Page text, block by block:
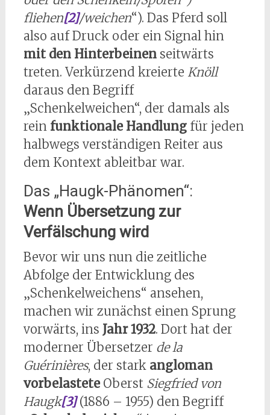
fliehen[2]/weichen“). Das Pferd soll
also auf Druck oder ein Signal hin
mit den Hinterbeinenseitwärts
treten. Verkürzend kreierte Knöll
daraus den Begriff
„Schenkelweichen“, der damals als
rein funktionale Handlungfür jeden
halbwegs verständigen Reiter aus
dem Kontext ableitbar war.
Das „Haugk-Phänomen“:
Wenn Übersetzung zur
Verfälschung wird
Bevor wir uns nun die zeitliche
Abfolge der Entwicklung des
„Schenkelweichens“ ansehen,
machen wir zunächst einen Sprung
vorwärts, ins Jahr 1932. Dort hat der
moderner Übersetzer de la
Guérinières, der stark angloman
vorbelasteteOberst Siegfried von
Haugk[3](1886 – 1955) den Begriff